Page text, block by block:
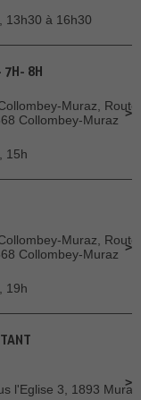
13h30 à 16h30
7H- 8H
Muraz, Route
Collombey-Muraz
15h
Muraz, Route
Collombey-Muraz
19h
l'Eglise 3, 1893 Muraz